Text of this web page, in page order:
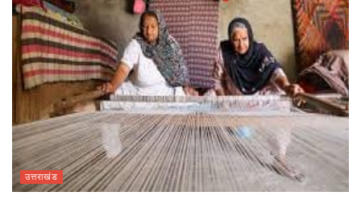
उत्तराखंड